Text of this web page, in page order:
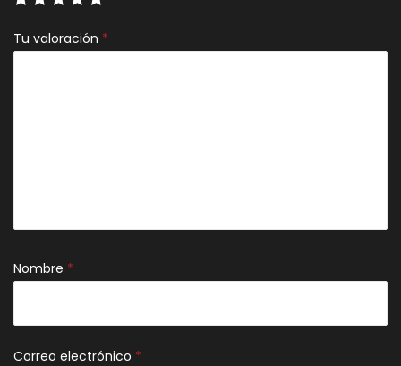
Tu valoración *
Nombre *
Correo electrónico *